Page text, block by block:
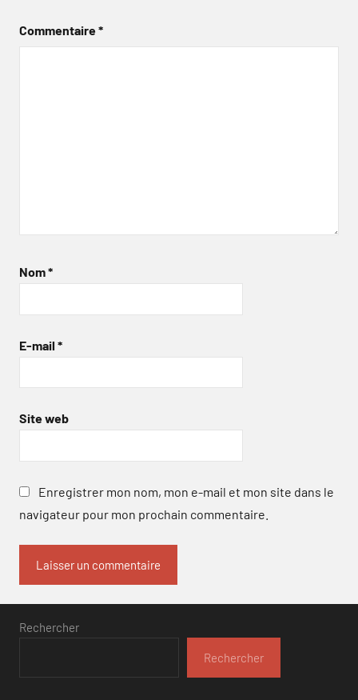
Commentaire*
Nom*
E-mail *
Site web
Enregistrer mon nom, mon e-mail et mon site dans le
navigateur pour mon prochain commentaire.
Rechercher
Rechercher